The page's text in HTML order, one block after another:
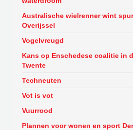
Australische wielrenner wint
Overijssel
Vogelvreugd
Kans op Enschedese coalitie in
Twente
Techneuten
Vot is vot
Vuurrood
Plannen voor wonen en sport